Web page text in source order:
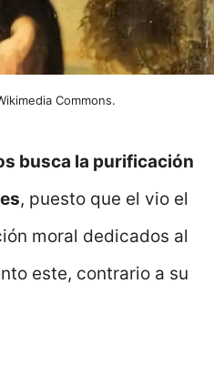
Commons.
busca la purificación
, puesto que el vio el
moral dedicados al
este, contrario a su